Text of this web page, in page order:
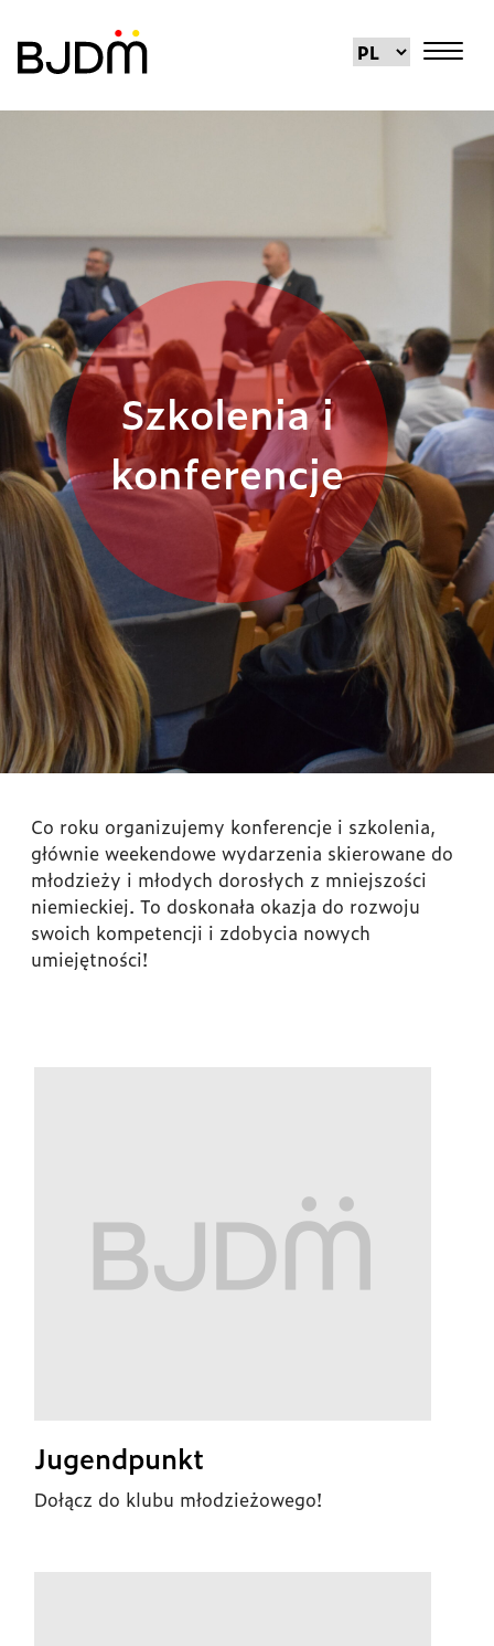
Szkolenia i
konferencje
Co roku organizujemy konferencje i szkolenia,
głównie weekendowe wydarzenia skierowane do
młodzieży i młodych dorosłych z mniejszości
niemieckiej. To doskonała okazja do rozwoju
swoich kompetencji i zdobycia nowych
umiejętności!
Jugendpunkt
Dołącz do klubu młodzieżowego!